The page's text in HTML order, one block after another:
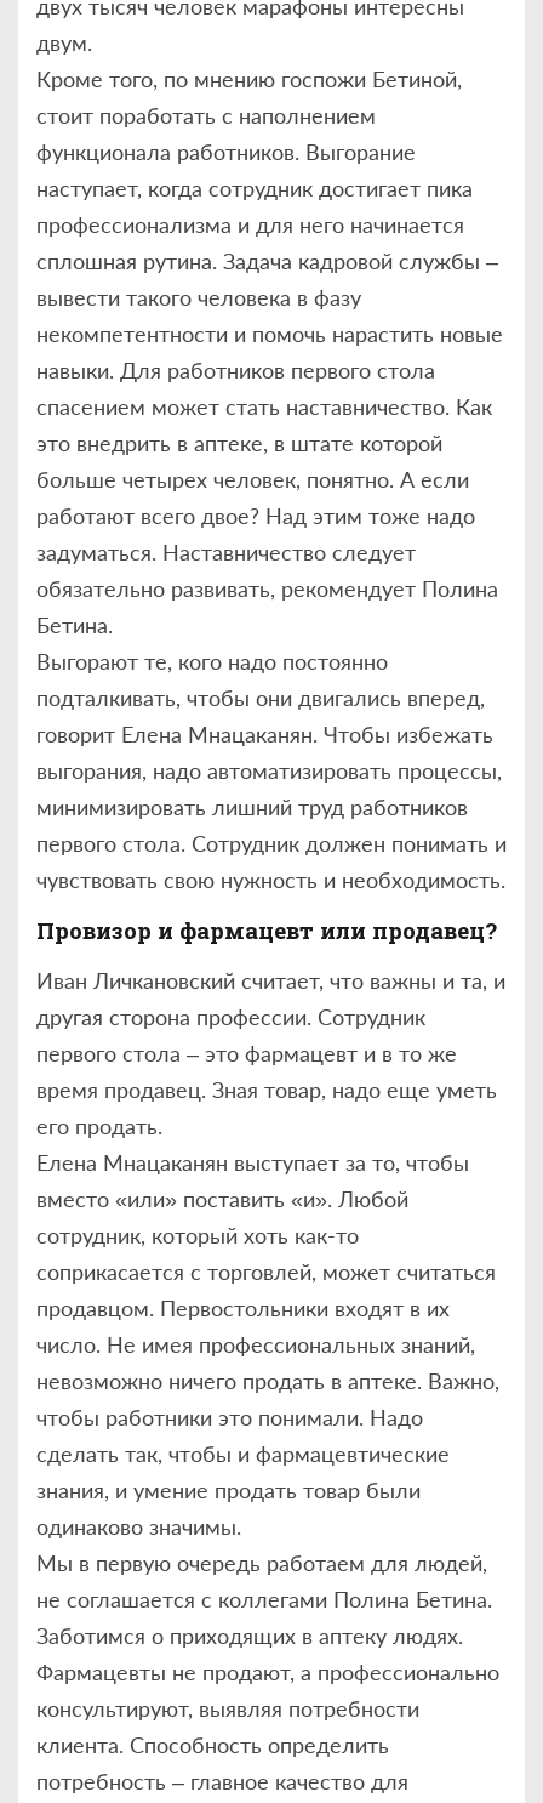
двух тысяч человек марафоны интересны
двум.
Кроме того, по мнению госпожи Бетиной,
стоит поработать с наполнением
функционала работников. Выгорание
наступает, когда сотрудник достигает пика
профессионализма и для него начинается
сплошная рутина. Задача кадровой службы –
вывести такого человека в фазу
некомпетентности и помочь нарастить новые
навыки. Для работников первого стола
спасением может стать наставничество. Как
это внедрить в аптеке, в штате которой
больше четырех человек, понятно. А если
работают всего двое? Над этим тоже надо
задуматься. Наставничество следует
обязательно развивать, рекомендует Полина
Бетина.
Выгорают те, кого надо постоянно
подталкивать, чтобы они двигались вперед,
говорит Елена Мнацаканян. Чтобы избежать
выгорания, надо автоматизировать процессы,
минимизировать лишний труд работников
первого стола. Сотрудник должен понимать и
чувствовать свою нужность и необходимость.
Провизор и фармацевт или продавец?
Иван Личкановский считает, что важны и та, и
другая сторона профессии. Сотрудник
первого стола – это фармацевт и в то же
время продавец. Зная товар, надо еще уметь
его продать.
Елена Мнацаканян выступает за то, чтобы
вместо «или» поставить «и». Любой
сотрудник, который хоть как-то
соприкасается с торговлей, может считаться
продавцом. Первостольники входят в их
число. Не имея профессиональных знаний,
невозможно ничего продать в аптеке. Важно,
чтобы работники это понимали. Надо
сделать так, чтобы и фармацевтические
знания, и умение продать товар были
одинаково значимы.
Мы в первую очередь работаем для людей,
не соглашается с коллегами Полина Бетина.
Заботимся о приходящих в аптеку людях.
Фармацевты не продают, а профессионально
консультируют, выявляя потребности
клиента. Способность определить
потребность – главное качество для